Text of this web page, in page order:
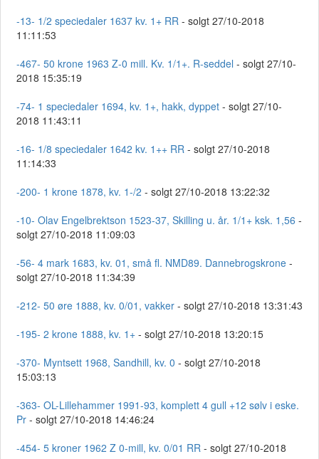
-13- 1/2 speciedaler 1637 kv. 1+ RR - solgt 27/10-2018
11:11:53
-467- 50 krone 1963 Z-0 mill. Kv. 1/1+. R-seddel - solgt 27/10-
2018 15:35:19
-74- 1 speciedaler 1694, kv. 1+, hakk, dyppet - solgt 27/10-
2018 11:43:11
-16- 1/8 speciedaler 1642 kv. 1++ RR - solgt 27/10-2018
11:14:33
-200- 1 krone 1878, kv. 1-/2 - solgt 27/10-2018 13:22:32
-10- Olav Engelbrektson 1523-37, Skilling u. år. 1/1+ ksk. 1,56 -
solgt 27/10-2018 11:09:03
-56- 4 mark 1683, kv. 01, små fl. NMD89. Dannebrogskrone -
solgt 27/10-2018 11:34:39
-212- 50 øre 1888, kv. 0/01, vakker - solgt 27/10-2018 13:31:43
-195- 2 krone 1888, kv. 1+ - solgt 27/10-2018 13:20:15
-370- Myntsett 1968, Sandhill, kv. 0 - solgt 27/10-2018
15:03:13
-363- OL-Lillehammer 1991-93, komplett 4 gull +12 sølv i eske.
Pr - solgt 27/10-2018 14:46:24
-454- 5 kroner 1962 Z 0-mill, kv. 0/01 RR - solgt 27/10-2018